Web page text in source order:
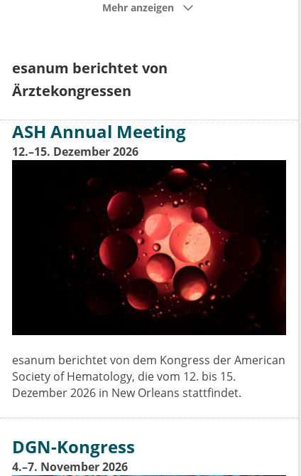
Mehr anzeigen
esanum berichtet von
Ärztekongressen
ASH Annual Meeting
12.–15. Dezember 2026
esanum berichtet von dem Kongress der American
Society of Hematology, die vom 12. bis 15.
Dezember 2026 in New Orleans stattfindet.
DGN-Kongress
4.–7. November 2026